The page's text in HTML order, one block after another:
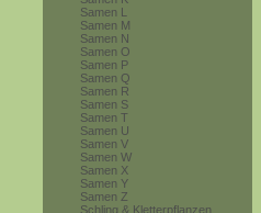
Samen L
Samen M
Samen N
Samen O
Samen P
Samen Q
Samen R
Samen S
Samen T
Samen U
Samen V
Samen W
Samen X
Samen Y
Samen Z
Schling & Kletterpflanzen